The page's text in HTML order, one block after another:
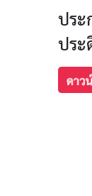
ประ
ประ